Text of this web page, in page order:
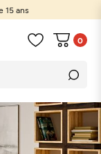
15 ans
0